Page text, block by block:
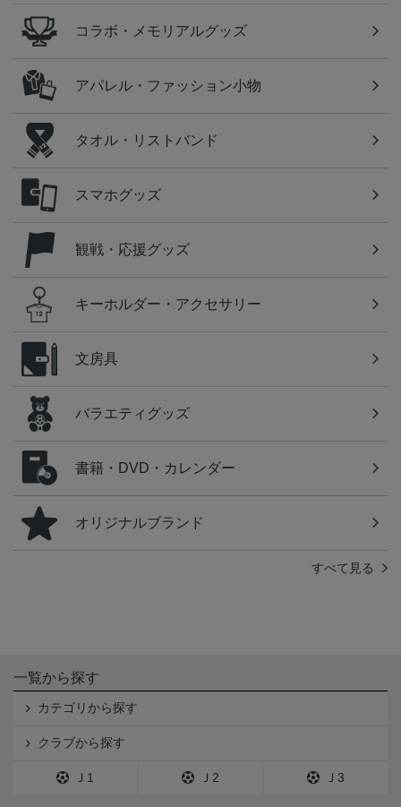
コラボ・メモリアルグッズ
アパレル・ファッション小物
タオル・リストバンド
スマホグッズ
観戦・応援グッズ
キーホルダー・アクセサリー
文房具
バラエティグッズ
書籍・DVD・カレンダー
オリジナルブランド
すべて見る
一覧から探す
カテゴリから探す
クラブから探す
Ｊ1 Ｊ2 Ｊ3